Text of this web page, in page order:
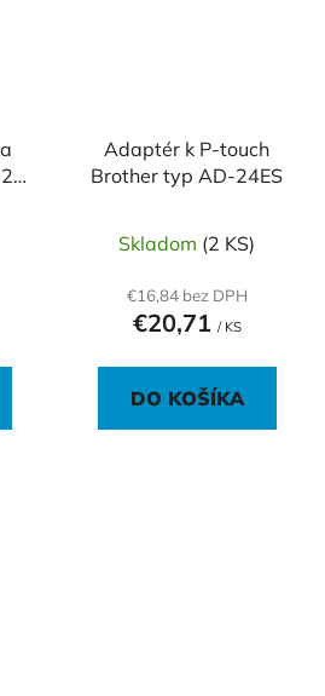
Adaptér k P-touch
Brother typ AD-24ES
Skladom (2 KS)
€16,84 bez DPH
€20,71 / KS
DO KOŠÍKA